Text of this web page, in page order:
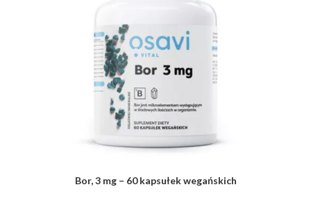
Bor, 3 mg – 60 kapsułek wegańskich